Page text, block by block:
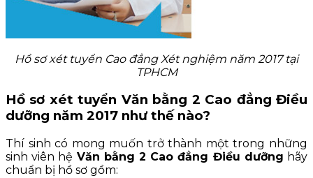
Hồ sơ xét tuyển Cao đẳng Xét nghiệm năm 2017 tại
TPHCM
Hồ sơ xét tuyển Văn bằng 2 Cao đẳng Điều
dưỡng năm 2017 như thế nào?
Thí sinh có mong muốn trở thành một trong những
sinh viên hệ Văn bằng 2 Cao đẳng Điều dưỡng hãy
chuẩn bị hồ sơ gồm: